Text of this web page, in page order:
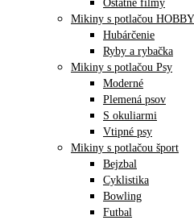
Ostatné filmy
Mikiny s potlačou HOBBY
Hubárčenie
Ryby a rybačka
Mikiny s potlačou Psy
Moderné
Plemená psov
S okuliarmi
Vtipné psy
Mikiny s potlačou šport
Bejzbal
Cyklistika
Bowling
Futbal